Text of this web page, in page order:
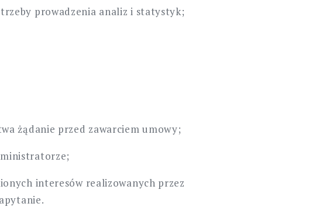
prowadzenia analiz i statystyk;
żądanie przed zawarciem umowy;
interesów realizowanych przez